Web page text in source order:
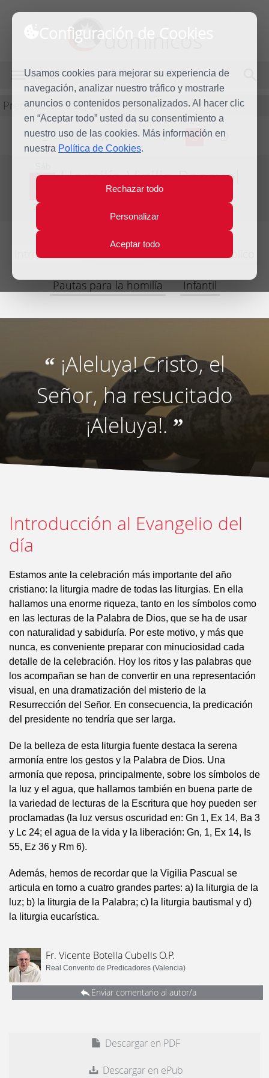
Configuración de Cookies
Usamos cookies para mejorar su experiencia de
navegación, analizar nuestro tráfico y mostrarle
anuncios o contenidos personalizados. Al hacer clic
en “Aceptar todo” usted da su consentimiento a
nuestro uso de las cookies. Más información en
nuestra Política de Cookies.
Rechazar todo
Personalizar
Aceptar todo
dominicos
MENÚ
Predicación
L M X J V S D
30
2013
Homilía Vigilia Pascual
Introducción Lecturas Comentario bíblico
Pautas para la homilía Infantil
“ ¡Aleluya! Cristo, el
Señor, ha resucitado
¡Aleluya!. ”
Introducción al Evangelio del
día
Estamos ante la celebración más importante del año
cristiano: la liturgia madre de todas las liturgias. En ella
hallamos una enorme riqueza, tanto en los símbolos como
en las lecturas de la Palabra de Dios, que se ha de usar
con naturalidad y sabiduría. Por este motivo, y más que
nunca, es conveniente preparar con minuciosidad cada
detalle de la celebración. Hoy los ritos y las palabras que
los acompañan se han de convertir en una representación
visual, en una dramatización del misterio de la
Resurrección del Señor. En consecuencia, la predicación
del presidente no tendría que ser larga.
De la belleza de esta liturgia fuente destaca la serena
armonía entre los gestos y la Palabra de Dios. Una
armonía que reposa, principalmente, sobre los símbolos de
la luz y el agua, que hallamos también en buena parte de
la variedad de lecturas de la Escritura que hoy pueden ser
proclamadas (la luz versus oscuridad en: Gn 1, Ex 14, Ba 3
y Lc 24; el agua de la vida y la liberación: Gn, 1, Ex 14, Is
55, Ez 36 y Rm 6).
Además, hemos de recordar que la Vigilia Pascual se
articula en torno a cuatro grandes partes: a) la liturgia de la
luz; b) la liturgia de la Palabra; c) la liturgia bautismal y d)
la liturgia eucarística.
Fr. Vicente Botella Cubells O.P.
Real Convento de Predicadores (Valencia)
Enviar comentario al autor/a
Descargar en PDF
Descargar en ePub